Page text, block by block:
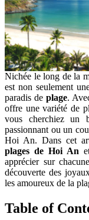
Nichée le long de la
est non seulement
paradis de plage.
offre une variété de
vous cherchiez un
passionnant ou un
Hoi An. Dans cet
plages de Hoi An
apprécier sur
découverte des
les amoureux de la
Table of